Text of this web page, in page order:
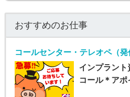
おすすめのお仕事
インプラン
コール＊ア